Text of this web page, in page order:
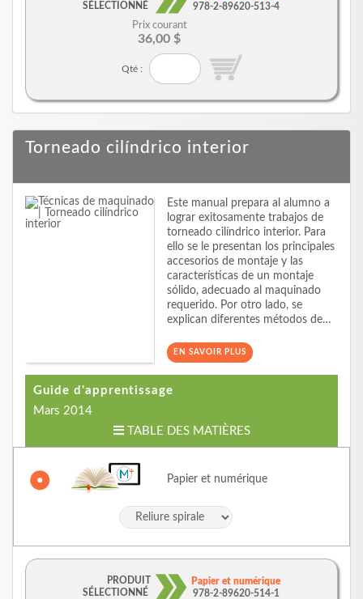
SÉLECTIONNÉ
978-2-89620-513-4
Prix courant
36,00 $
Qté :
Torneado cilíndrico interior
Este manual prepara al alumno a
lograr exitosamente trabajos de
torneado cilíndrico interior. Para
ello se le presentan los principales
accesorios de montaje y las
características de un montaje
sólido, adecuado al maquinado
requerido. Por otro lado, se
explican diferentes métodos de…
EN SAVOIR PLUS
Guide d'apprentissage
Mars 2014
TABLE DES MATIÈRES
Papier et numérique
PRODUIT
SÉLECTIONNÉ
Papier et numérique
978-2-89620-514-1